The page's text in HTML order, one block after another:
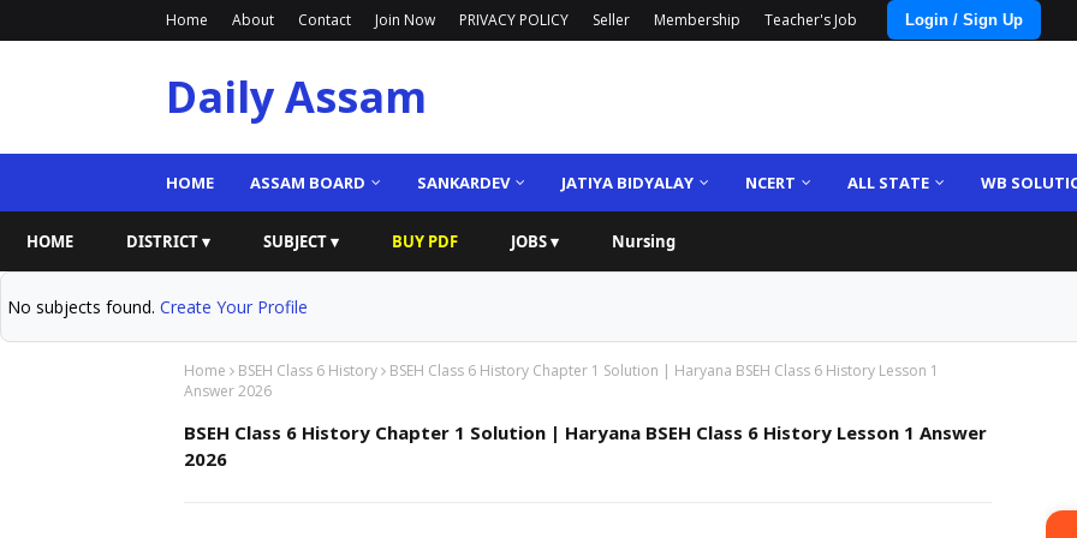
Home About Contact Join Now PRIVACY POLICY Seller Membership Teacher's Job Login / Sign Up
Daily Assam
HOME ASSAM BOARD SANKARDEV JATIYA BIDYALAY NCERT ALL STATE WB
HOME DISTRICT ▾ SUBJECT ▾ BUY PDF JOBS ▾ Nursing
No subjects found. Create Your Profile
Home BSEH Class 6 History
BSEH Class 6 History Chapter 1 Solution | Haryana BSEH Class 6 History Lesson 1
Answer 2026
BSEH Class 6 History Chapter 1 Solution | Haryana BSEH Class 6 History Lesson 1 Answer
2026